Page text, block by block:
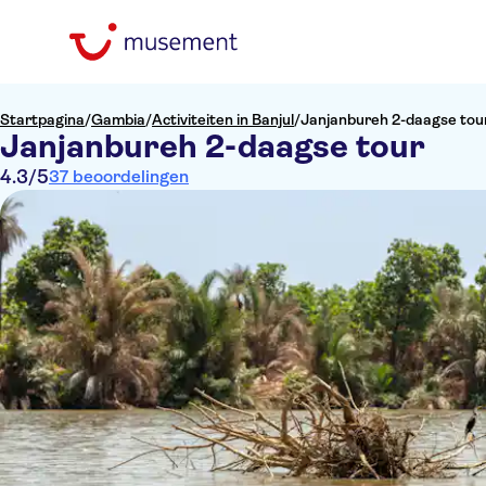
Startpagina/Gambia/Activiteiten in Banjul/Janjanbureh 2-daagse
Janjanbureh 2-daagse tour
4.3/537 beoordelingen